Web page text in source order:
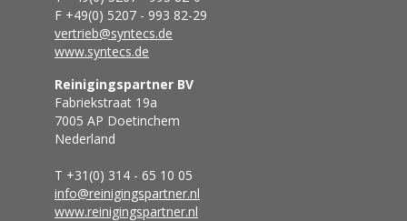
F +49(0) 5207 - 993 82-29
vertrieb@syntecs.de
www.syntecs.de
Reinigingspartner BV
Fabriekstraat 19a
7005 AP Doetinchem
Nederland
T +31(0) 314 - 65 10 05
info@reinigingspartner.nl
www.reinigingspartner.nl